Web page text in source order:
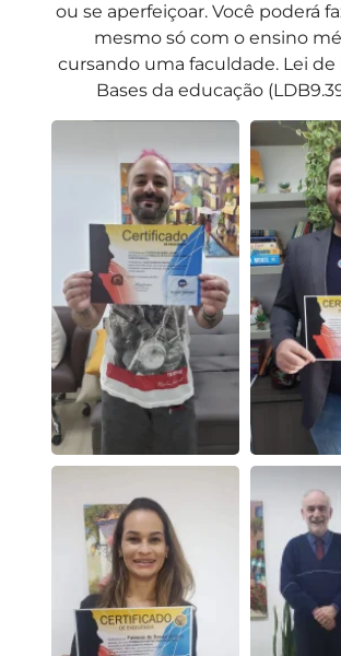
ou se aperfeiçoar. Você poderá
mesmo só com o ensino
cursando uma faculdade. Lei de
Bases da educação